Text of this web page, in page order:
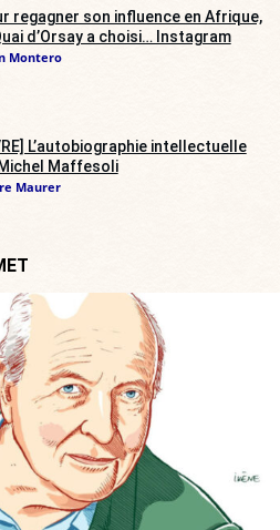
regagner son influence en Afrique,
d’Orsay a choisi… Instagram
Montero
L’autobiographie intellectuelle
Maffesoli
Maurer